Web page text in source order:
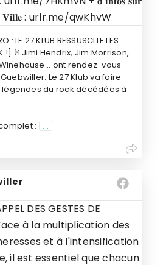
: LE 27 KLUB RESSUSCITE LES
!] 🤘Jimi Hendrix, Jim Morrison,
ont rendez-vous
Le 27 Klub va faire
du rock décédées à
:
...